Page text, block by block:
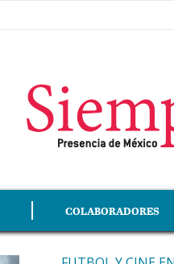
COLABORADORES